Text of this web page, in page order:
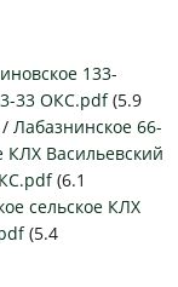
133-
33 ОКС.pdf(5.9
Лабазнинское 66-
КЛХ Васильевский
(6.1
сельское КЛХ
(5.4